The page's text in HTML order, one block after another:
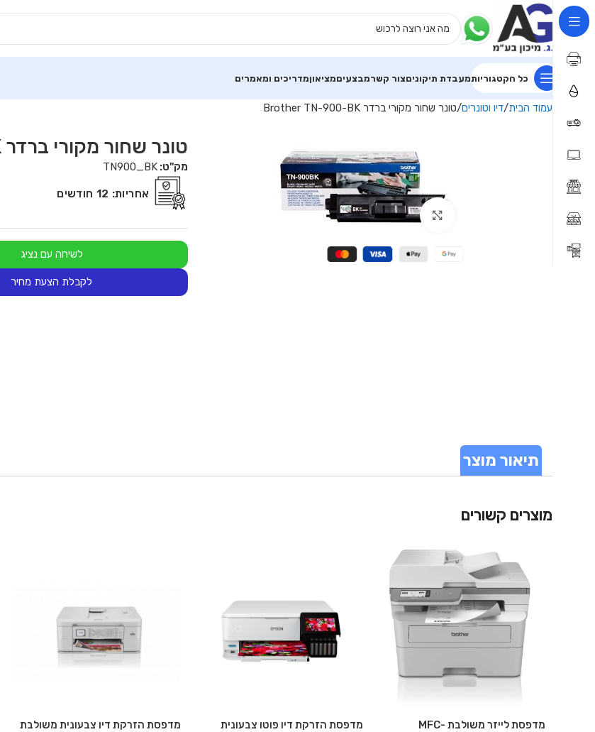
כל הקטגוריותמעבדת תיקוניםצור קשרמבצעיםמציאוןמדריכים ומאמרים
עמוד הבית דיו וטונרים טונר שחור מקורי ברדר Brother TN-900-BK
Click to enlarge
טונר שחור מקורי ברדר Brother TN-900-BK
מק"ט: TN900_BK
אחריות: 12 חודשים
לשיחה עם נציג
לקבלת הצעת מחיר
תיאור מוצר
מוצרים קשורים
מדפסת לייזר משולבת MFC-
מדפסת הזרקת דיו פוטו צבעונית
מדפסת הזרקת דיו צבעונית משולבת